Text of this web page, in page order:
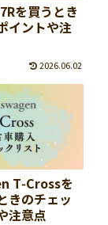
を買うとき
イントや注
2026.06.02
T‑Crossを
きのチェッ
注意点